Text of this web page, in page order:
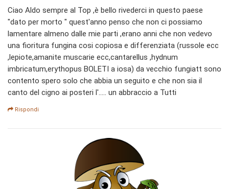
Ciao Aldo sempre al Top ,è bello rivederci in questo paese
"dato per morto " quest'anno penso che non ci possiamo
lamentare almeno dalle mie parti ,erano anni che non vedevo
una fioritura fungina cosi copiosa e differenziata (russole ecc
,lepiote,amanite muscarie ecc,cantarellus ,hydnum
imbricatum,erythopus BOLETI a iosa) da vecchio fungiatt sono
contento spero solo che abbia un seguito e che non sia il
canto del cigno ai posteri l'..... un abbraccio a Tutti
Rispondi